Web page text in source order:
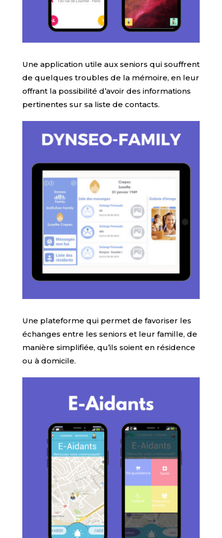
Une application utile aux seniors qui souffrent
de quelques troubles de la mémoire, en leur
offrant la possibilité d’avoir des informations
pertinentes sur sa liste de contacts.
Une plateforme qui permet de favoriser les
échanges entre les seniors et leur famille, de
manière simplifiée, qu’ils soient en résidence
ou à domicile.